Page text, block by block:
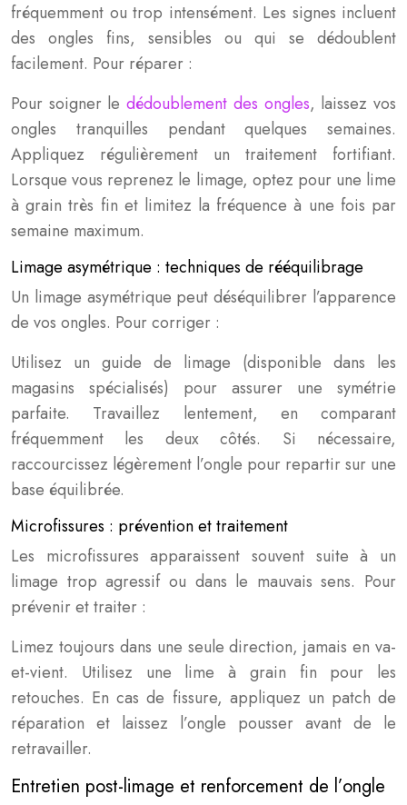
fréquemment ou trop intensément. Les signes incluent
des ongles fins, sensibles ou qui se dédoublent
facilement. Pour réparer :
Pour soigner ledédoublement des ongles, laissez vos
ongles tranquilles pendant quelques semaines.
Appliquez régulièrement un traitement fortifiant.
Lorsque vous reprenez le limage, optez pour une lime
à grain très fin et limitez la fréquence à une fois par
semaine maximum.
Limage asymétrique : techniques de rééquilibrage
Un limage asymétrique peut déséquilibrer l’apparence
de vos ongles. Pour corriger :
Utilisez un guide de limage (disponible dans les
magasins spécialisés) pour assurer une symétrie
parfaite. Travaillez lentement, en comparant
fréquemment les deux côtés. Si nécessaire,
raccourcissez légèrement l’ongle pour repartir sur une
base équilibrée.
Microfissures : prévention et traitement
Les microfissures apparaissent souvent suite à un
limage trop agressif ou dans le mauvais sens. Pour
prévenir et traiter :
Limez toujours dans une seule direction, jamais en va-
et-vient. Utilisez une lime à grain fin pour les
retouches. En cas de fissure, appliquez un patch de
réparation et laissez l’ongle pousser avant de le
retravailler.
Entretien post-limage et renforcement de l’ongle